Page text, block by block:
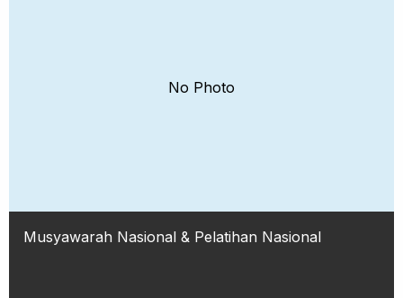
No Photo
Musyawarah Nasional & Pelatihan Nasional